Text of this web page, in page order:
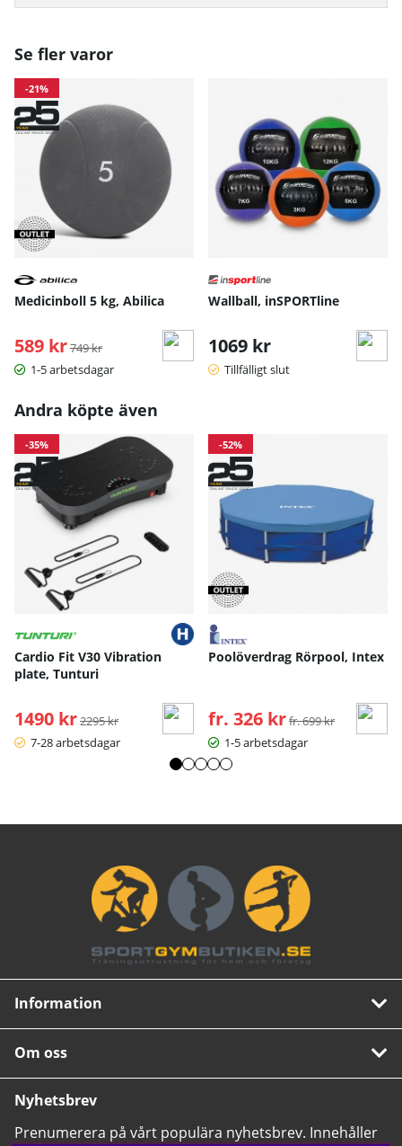
Se fler varor
-21%
Medicinboll 5 kg, Abilica
589 krOrdinarie pris:
749 kr
1-5 arbetsdagar
Wallball, inSPORTline
1069 kr
Tillfälligt slut
Andra köpte även
-35%
Cardio Fit V30 Vibration
plate, Tunturi
1490 kr Ordinarie pris:
2295 kr
7-28 arbetsdagar
-52%
Poolöverdrag Rörpool, Intex
fr. 326 kr Ordinarie pris:
fr. 699 kr
1-5 arbetsdagar
Information
Om oss
Nyhetsbrev
Prenumerera på vårt populära nyhetsbrev. Innehåller